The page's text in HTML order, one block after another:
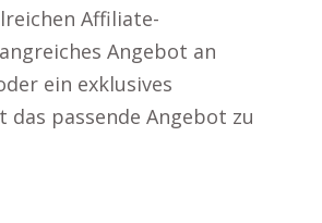
Affiliate-
Angebot an
ein exklusives
das passende Angebot zu